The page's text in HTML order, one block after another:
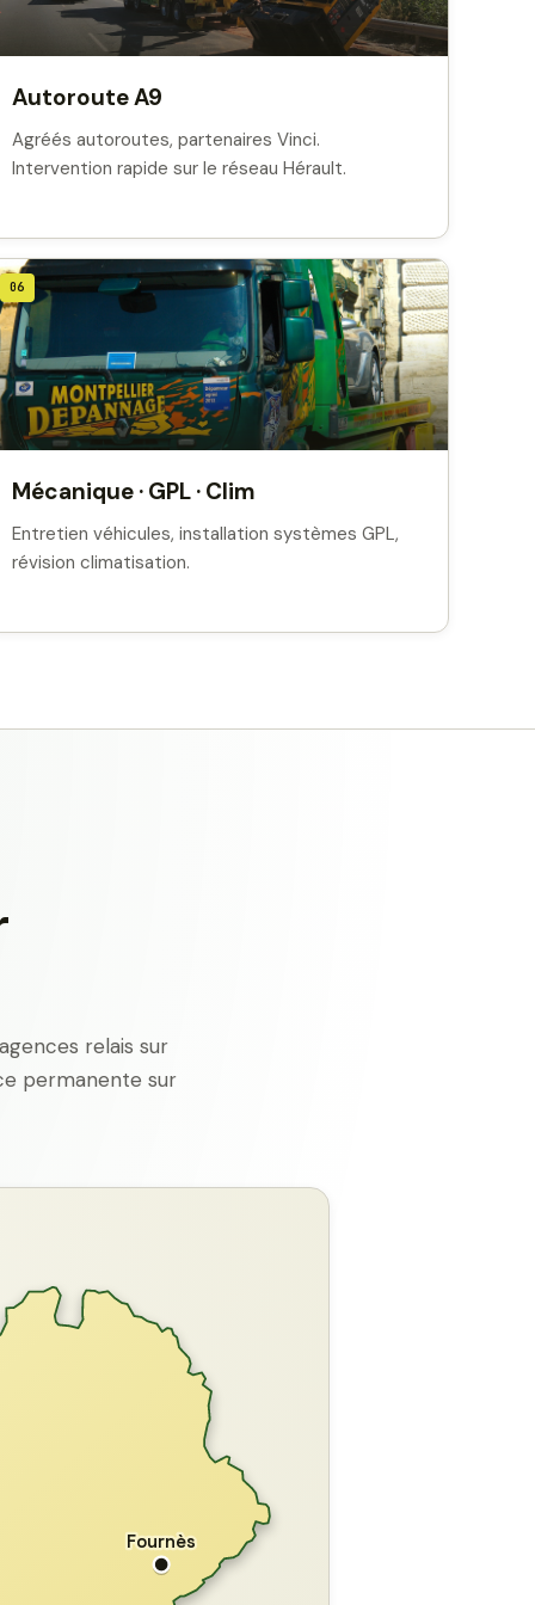
Autoroute A9
Agréés autoroutes, partenaires Vinci.
Intervention rapide sur le réseau Hérault.
06
Mécanique · GPL · Clim
Entretien véhicules, installation systèmes GPL,
révision climatisation.
relais sur
permanente sur
Fournès